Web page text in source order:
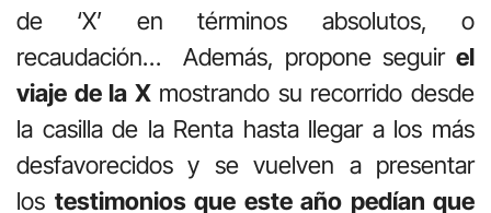
de ‘X’ en términos absolutos, o
recaudación… Además, propone seguir el
viaje de la X mostrando su recorrido desde
la casilla de la Renta hasta llegar a los más
desfavorecidos y se vuelven a presentar
los testimonios que este año pedían que